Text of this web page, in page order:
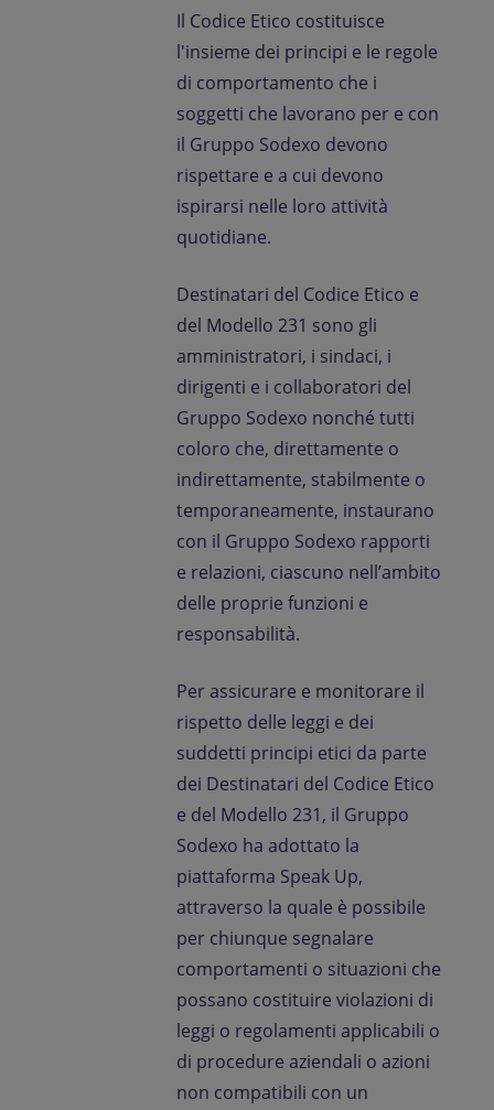
Il Codice Etico costituisce
l'insieme dei principi e le regole
di comportamento che i
soggetti che lavorano per e con
il Gruppo Sodexo devono
rispettare e a cui devono
ispirarsi nelle loro attività
quotidiane.
Destinatari del Codice Etico e
del Modello 231 sono gli
amministratori, i sindaci, i
dirigenti e i collaboratori del
Gruppo Sodexo nonché tutti
coloro che, direttamente o
indirettamente, stabilmente o
temporaneamente, instaurano
con il Gruppo Sodexo rapporti
e relazioni, ciascuno nell’ambito
delle proprie funzioni e
responsabilità.
Per assicurare e monitorare il
rispetto delle leggi e dei
suddetti principi etici da parte
dei Destinatari del Codice Etico
e del Modello 231, il Gruppo
Sodexo ha adottato la
piattaforma Speak Up,
attraverso la quale è possibile
per chiunque segnalare
comportamenti o situazioni che
possano costituire violazioni di
leggi o regolamenti applicabili o
di procedure aziendali o azioni
non compatibili con un